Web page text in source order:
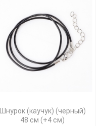
Шнурок (каучук) (черный)
48 см (+4 см)